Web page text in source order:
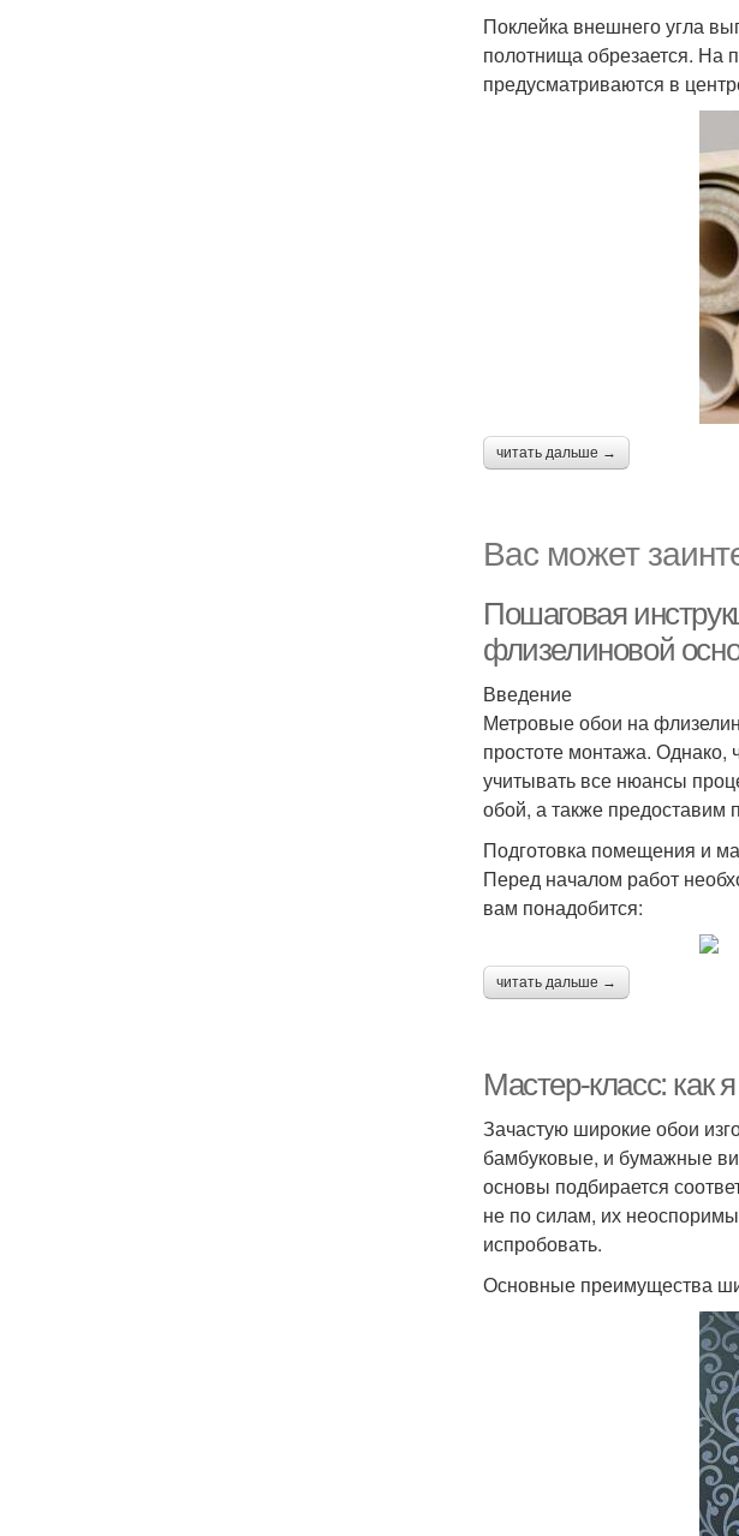
Поклейка внешнего угла
полотнища обрезается. На
предусматриваются в
читать дальше →
Вас может
Пошаговая
флизелиновой
Введение
Метровые обои на
простоте монтажа. Однако,
учитывать все нюансы
обой, а также предоставим
Подготовка помещения и
Перед началом работ
вам понадобится:
читать дальше →
Мастер-класс: как
Зачастую широкие обои
бамбуковые, и бумажные
основы подбирается
не по силам, их
испробовать.
Основные преимущества